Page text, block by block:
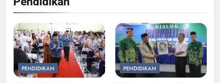
PENDIDIKAN PENDIDIKAN